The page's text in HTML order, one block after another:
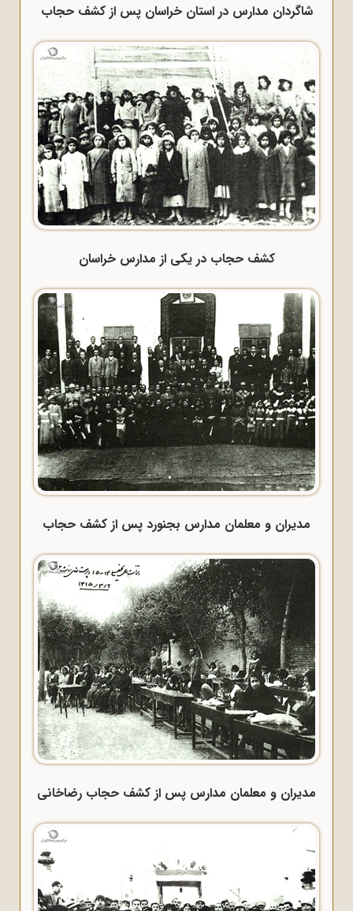
شاگردان مدارس در استان خراسان پس از کشف حجاب
کشف حجاب در یکی از مدارس خراسان
مدیران و معلمان مدارس بجنورد پس از کشف حجاب
مدیران و معلمان مدارس پس از کشف حجاب رضاخانی